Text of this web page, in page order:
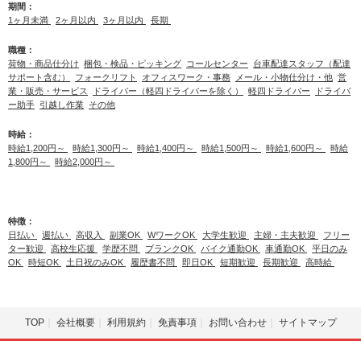
期間：
1ヶ月未満
2ヶ月以内 3ヶ月以内 長期
職種：
荷物・商品仕分け 梱包・検品・ピッキング コールセンター
台車配達スタッフ（配達
サポート含む）
フォークリフト オフィスワーク・事務 メール・小物仕分け・他 営
業・販売・サービス
ドライバー（軽四ドライバーを除く） 軽四ドライバー
ドライバ
ー助手 引越し作業 その他
時給：
時給1,200円～
時給1,300円～ 時給1,400円～ 時給1,500円～ 時給1,600円～
時給
1,800円～
時給2,000円～
特徴：
日払い
週払い 高収入 副業OK WワークOK 大学生歓迎 主婦・主夫歓迎
フリー
ター歓迎
高校生応援 学歴不問 ブランクOK バイク通勤OK 車通勤OK
平日のみ
OK
時短OK 土日祝のみOK 履歴書不問 即日OK 短期歓迎 長期歓迎 高時給
TOP 会社概要 利用規約 免責事項 お問い合わせ サイトマップ